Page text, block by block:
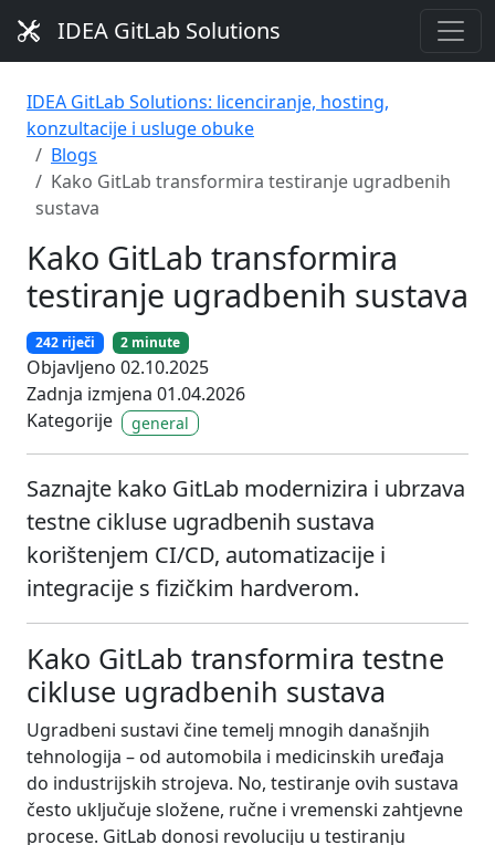
IDEA GitLab Solutions
IDEA GitLab Solutions: licenciranje, hosting,
konzultacije i usluge obuke
Blogs
Kako GitLab transformira testiranje ugradbenih
sustava
Kako GitLab transformira
testiranje ugradbenih sustava
242 riječi 2 minute
Objavljeno 02.10.2025
Zadnja izmjena 01.04.2026
Kategorije
general
Saznajte kako GitLab modernizira i ubrzava
testne cikluse ugradbenih sustava
korištenjem CI/CD, automatizacije i
integracije s fizičkim hardverom.
Kako GitLab transformira testne
cikluse ugradbenih sustava
Ugradbeni sustavi čine temelj mnogih današnjih
tehnologija – od automobila i medicinskih uređaja
do industrijskih strojeva. No, testiranje ovih sustava
često uključuje složene, ručne i vremenski zahtjevne
procese. GitLab donosi revoluciju u testiranju